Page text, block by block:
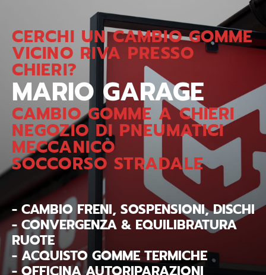
CERCHI UN CAMBIO GOMME
VICINO RIVA PRESSO
CHIERI?
MARIO GARAGE
CAMBIO GOMME A CHIERI
NEGOZIO DI PNEUMATICI
MECCANICO
SOCCORSO STRADALE
- CAMBIO FRENI, SOSPENSIONI, DISCHI
- CONVERGENZA & EQUILIBRATURA
RUOTE
- ACQUISTO GOMME TERMICHE